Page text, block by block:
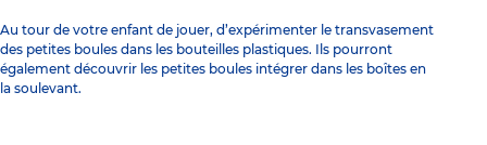
Au tour de votre enfant de jouer, d’expérimenter le transvasement
des petites boules dans les bouteilles plastiques. Ils pourront
également découvrir les petites boules intégrer dans les boîtes en
la soulevant.